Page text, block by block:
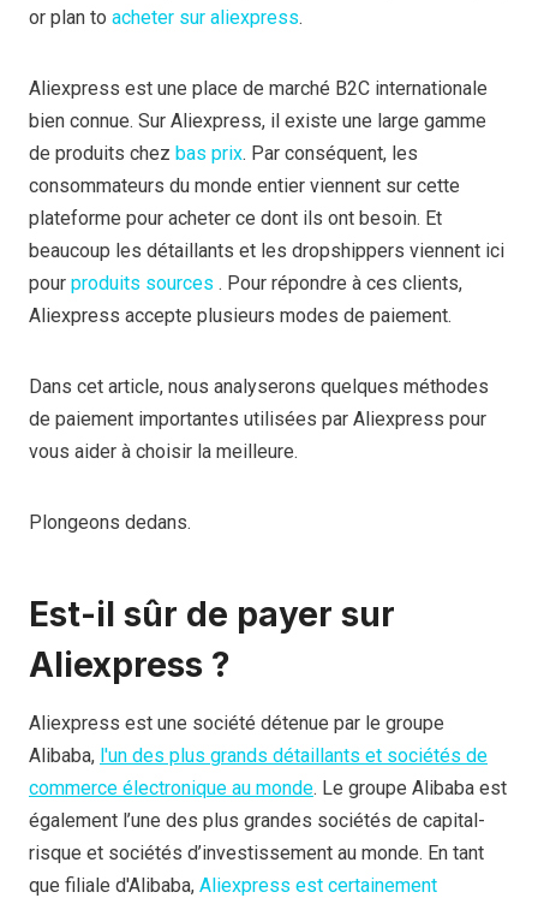
or plan to acheter sur aliexpress.
Aliexpress est une place de marché B2C internationale
bien connue. Sur Aliexpress, il existe une large gamme
de produits chez bas prix. Par conséquent, les
consommateurs du monde entier viennent sur cette
plateforme pour acheter ce dont ils ont besoin. Et
beaucoup les détaillants et les dropshippers viennent ici
pour produits sources . Pour répondre à ces clients,
Aliexpress accepte plusieurs modes de paiement.
Dans cet article, nous analyserons quelques méthodes
de paiement importantes utilisées par Aliexpress pour
vous aider à choisir la meilleure.
Plongeons dedans.
Est-il sûr de payer sur
Aliexpress ?
Aliexpress est une société détenue par le groupe
Alibaba, l'un des plus grands détaillants et sociétés de
commerce électronique au monde. Le groupe Alibaba est
également l’une des plus grandes sociétés de capital-
risque et sociétés d’investissement au monde. En tant
que filiale d'Alibaba, Aliexpress est certainement